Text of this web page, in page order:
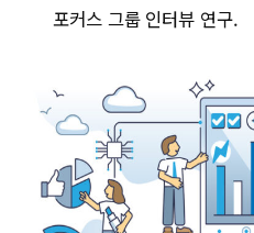
포커스 그룹 인터뷰 연구.